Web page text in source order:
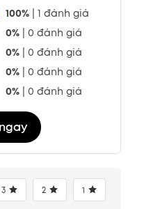
100% | 1 đánh giá
0% | 0 đánh giá
0% | 0 đánh giá
0% | 0 đánh giá
0% | 0 đánh giá
3 2 1